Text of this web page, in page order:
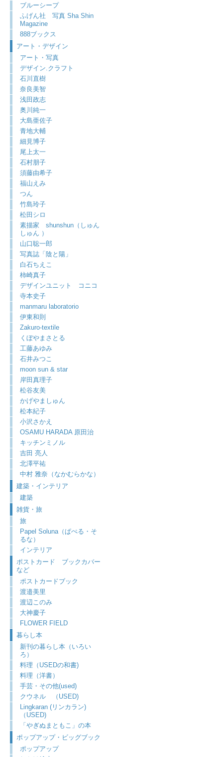
ブルーシープ
ふげん社 写真 Sha Shin
Magazine
888ブックス
アート・デザイン
アート・写真
デザイン.クラフト
石川直樹
奈良美智
浅田政志
奥川純一
大島亜佐子
青地大輔
細見博子
尾上太一
石村朋子
須藤由希子
福山えみ
つん
竹島玲子
松田シロ
素描家 shunshun（しゅん
しゅん ）
山口聡一郎
写真誌「陰と陽」
白石ちえこ
柿崎真子
デザインユニット コニコ
寺本史子
manmaru laboratorio
伊東和則
Zakuro-textile
くぼやまさとる
工藤あゆみ
石井みつこ
moon sun & star
岸田真理子
松谷友美
かげやましゅん
松本紀子
小沢さかえ
OSAMU HARADA 原田治
キッチンミノル
吉田 亮人
北澤平祐
中村 雅奈（なかむらかな）
建築・インテリア
建築
雑貨・旅
旅
Papel Soluna（ぱぺる・そ
るな）
インテリア
ポストカード ブックカバー
など
ポストカードブック
渡邉美里
渡辺このみ
大神慶子
FLOWER FIELD
暮らし本
新刊の暮らし本（いろい
ろ）
料理（USEDの和書)
料理（洋書）
手芸・その他(used)
クウネル （USED)
Lingkaran (リンカラン)
（USED)
「やぎぬまともこ」の本
ポップアップ・ビッグブック
ポップアップ